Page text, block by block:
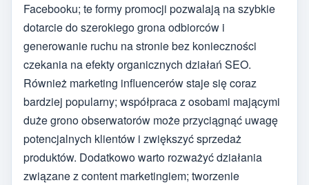
Facebooku; te formy promocji pozwalają na szybkie
dotarcie do szerokiego grona odbiorców i
generowanie ruchu na stronie bez konieczności
czekania na efekty organicznych działań SEO.
Również marketing influencerów staje się coraz
bardziej popularny; współpraca z osobami mającymi
duże grono obserwatorów może przyciągnąć uwagę
potencjalnych klientów i zwiększyć sprzedaż
produktów. Dodatkowo warto rozważyć działania
związane z content marketingiem; tworzenie